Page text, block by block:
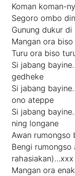
Koman koman-
Segoro ombo
Gunung dukur
Mangan ora biso
Turu ora biso
Si jabang
gedheke
Si jabang
ono ateppe
Si jabang
ning longane
Awan rumongso
Bengi
rahasiakan)…xxx
Mangan ora